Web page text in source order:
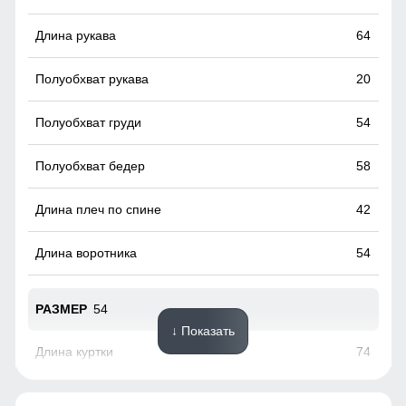
снега и ветра. Часто на резинку юбки наносят
специальные силиконовые полосы, так она лучше
фиксируется на горнолыжном полукомбинезоне
64
20
54
58
42
54
54
74
↓ Показать